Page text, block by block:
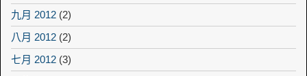
九月 2012 (2)
八月 2012 (2)
七月 2012 (3)